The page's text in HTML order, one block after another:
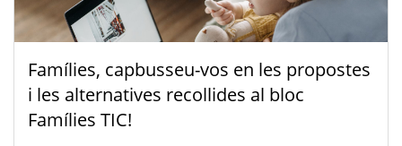
Famílies, capbusseu-vos en les propostes
i les alternatives recollides al bloc
Famílies TIC!